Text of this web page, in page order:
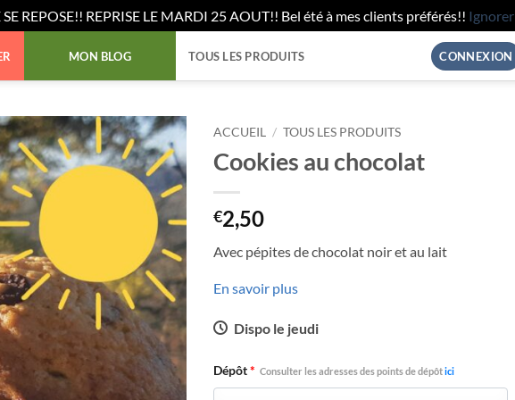
REPOSE!! REPRISE LE MARDI 25 AOUT!! Bel été à mes clients préférés!! Ignorer
MON BLOG TOUS LES PRODUITS CONNEXION
ACCUEIL / TOUS LES PRODUITS
Cookies au chocolat
€2,50
Avec pépites de chocolat noir et au lait
En savoir plus
Dispo le jeudi
Dépôt* Consulter les adresses des points de dépôtici